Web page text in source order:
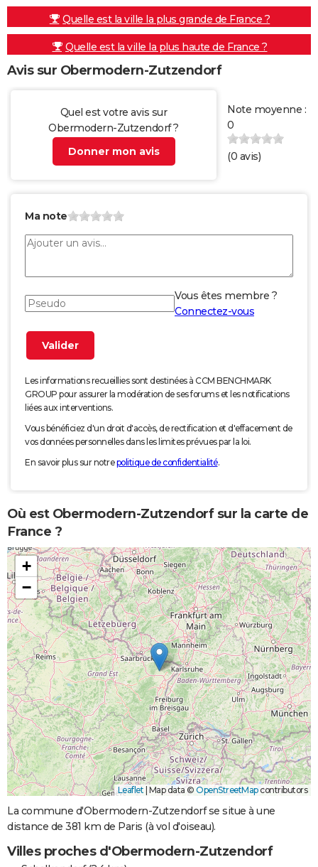
Quelle est la ville la plus grande de France ?
Quelle est la ville la plus haute de France ?
Avis sur Obermodern-Zutzendorf
Quel est votre avis sur
Obermodern-Zutzendorf ?
Donner mon avis
Note moyenne :
0
(0 avis)
Ma note
Vous êtes membre ?
Connectez-vous
Les informations recueillies sont destinées à CCM BENCHMARK
GROUP pour assurer la modération de ses forums et les notifications
liées aux interventions.
Vous bénéficiez d'un droit d'accès, de rectification et d'effacement de
vos données personnelles dans les limites prévues par la loi.
En savoir plus sur notrepolitique de confidentialité.
Où est Obermodern-Zutzendorf sur la carte de
France ?
+
−
Leaflet Map data © OpenStreetMapcontributors
La commune d'Obermodern-Zutzendorf se situe à une
distance de 381 km de Paris (à vol d'oiseau).
Villes proches d'Obermodern-Zutzendorf